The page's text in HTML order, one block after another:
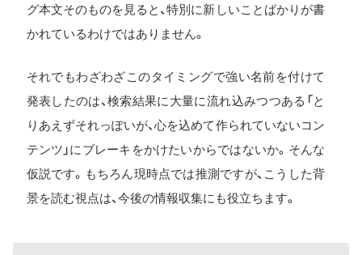
グ本文そのものを見ると、特別に新しいことばかりが書
かれているわけではありません。
それでもわざわざこのタイミングで強い名前を付けて
発表したのは、検索結果に大量に流れ込みつつある「と
りあえずそれっぽいが、心を込めて作られていないコン
テンツ」にブレーキをかけたいからではないか。そんな
仮説です。もちろん現時点では推測ですが、こうした背
景を読む視点は、今後の情報収集にも役立ちます。